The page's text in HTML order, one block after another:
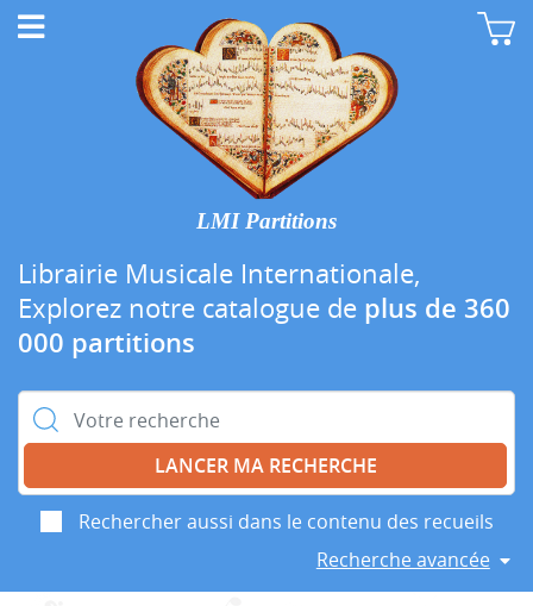
LMI Partitions
Librairie Musicale Internationale,
Explorez notre catalogue de plus de 360
000 partitions
Rechercher :
Rechercher aussi dans le contenu des recueils
Recherche avancée